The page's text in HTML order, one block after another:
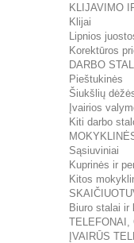
KLIJAVIMO
Klijai
Lipnios
Korektūros
DARBO
Pieštukinės
Šiukšlių
Įvairios
Kiti darbo
Sąsiuviniai
Kuprinės ir
Kitos
Biuro stalai ir
TELEFONAI,
ĮVAIRŪS